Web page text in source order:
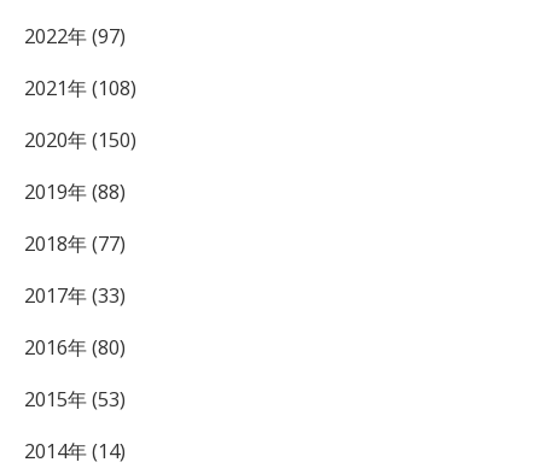
2022年 (97)
2021年 (108)
2020年 (150)
2019年 (88)
2018年 (77)
2017年 (33)
2016年 (80)
2015年 (53)
2014年 (14)